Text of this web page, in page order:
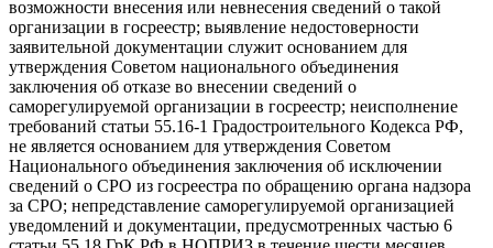
возможности внесения или невнесения сведений о такой
организации в госреестр; выявление недостоверности
заявительной документации служит основанием для
утверждения Советом национального объединения
заключения об отказе во внесении сведений о
саморегулируемой организации в госреестр; неисполнение
требований статьи 55.16-1 Градостроительного Кодекса РФ,
не является основанием для утверждения Советом
Национального объединения заключения об исключении
сведений о СРО из госреестра по обращению органа надзора
за СРО; непредставление саморегулируемой организацией
уведомлений и документации, предусмотренных частью 6